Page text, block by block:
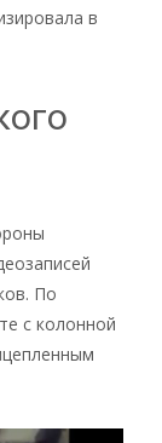
в
По
с колонной